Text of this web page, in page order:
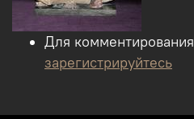
Для комментирования
зарегистрируйтесь